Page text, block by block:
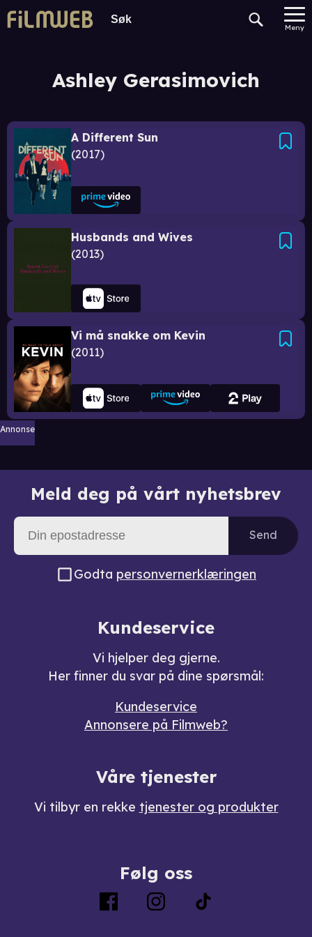
Meny
Ashley Gerasimovich
A Different Sun
2017
Husbands and Wives
2013
Vi må snakke om Kevin
2011
Annonse
Meld deg på vårt nyhetsbrev
Send
Godta personvernerklæringen
Kundeservice
Vi hjelper deg gjerne.
Her finner du svar på dine spørsmål:
Kundeservice
Annonsere på Filmweb?
Våre tjenester
Vi tilbyr en rekke tjenester og produkter
Følg oss